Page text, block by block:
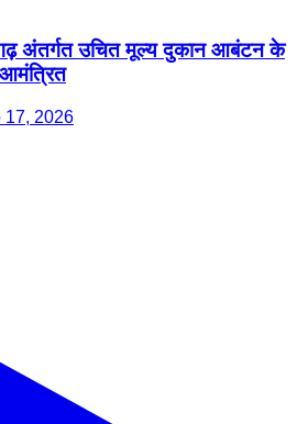
अंतर्गत उचित मूल्य दुकान आबंटन के
17, 2026